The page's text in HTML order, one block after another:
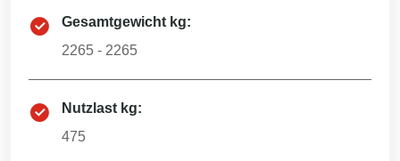
Gesamtgewicht kg:
2265 - 2265
Nutzlast kg:
475